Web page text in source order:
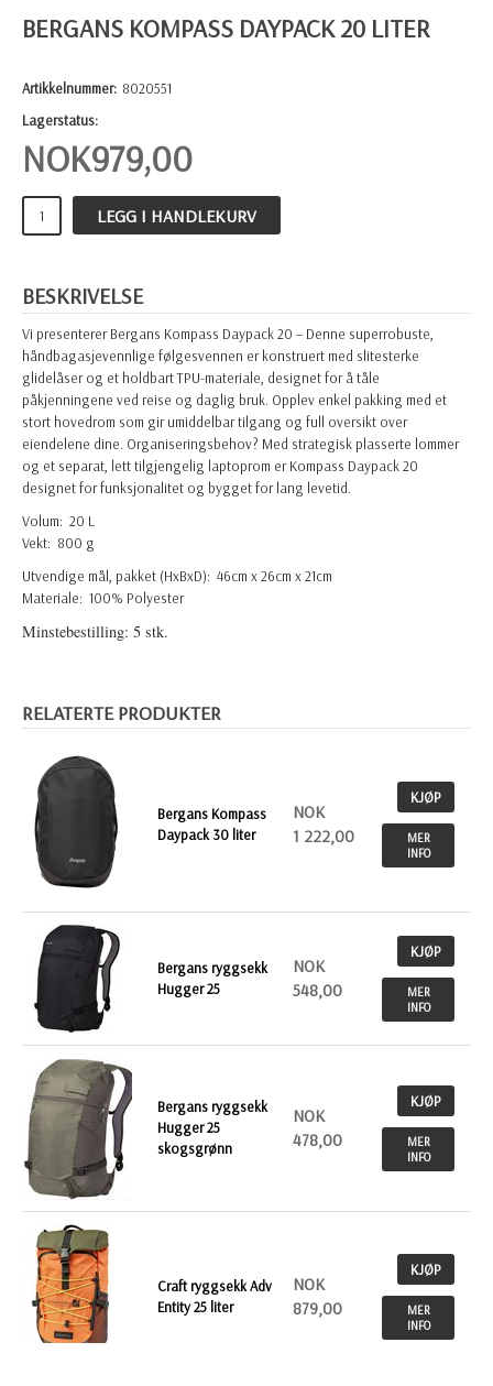
BERGANS KOMPASS DAYPACK 20 LITER
Artikkelnummer: 8020551
Lagerstatus:
NOK979,00
LEGG I HANDLEKURV
BESKRIVELSE
Vi presenterer Bergans Kompass Daypack 20 – Denne superrobuste,
håndbagasjevennlige følgesvennen er konstruert med slitesterke
glidelåser og et holdbart TPU-materiale, designet for å tåle
påkjenningene ved reise og daglig bruk. Opplev enkel pakking med et
stort hovedrom som gir umiddelbar tilgang og full oversikt over
eiendelene dine. Organiseringsbehov? Med strategisk plasserte lommer
og et separat, lett tilgjengelig laptoprom er Kompass Daypack 20
designet for funksjonalitet og bygget for lang levetid.
Volum: 20 L
Vekt: 800 g
Utvendige mål, pakket (HxBxD): 46cm x 26cm x 21cm
Materiale: 100% Polyester
Minstebestilling: 5 stk.
RELATERTE PRODUKTER
Bergans Kompass
Daypack 30 liter
NOK
1 222,00
KJØP
MER
INFO
Bergans ryggsekk
Hugger 25
NOK
548,00
KJØP
MER
INFO
Bergans ryggsekk
Hugger 25
skogsgrønn
NOK
478,00
KJØP
MER
INFO
Craft ryggsekk Adv
Entity 25 liter
NOK
879,00
KJØP
MER
INFO